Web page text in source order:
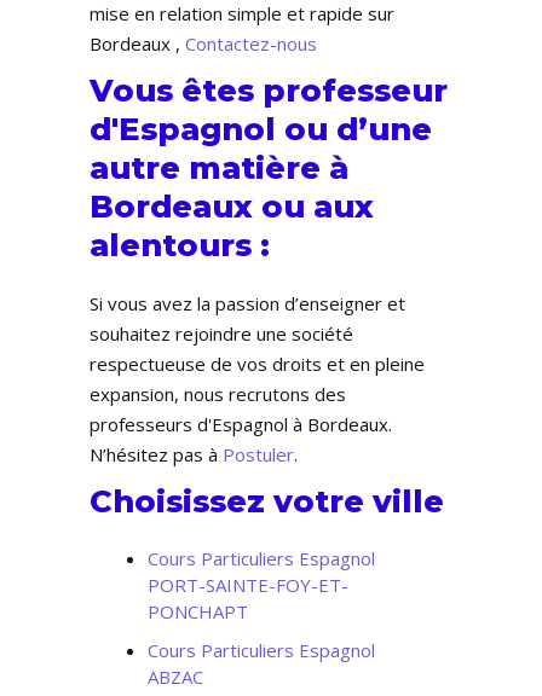
mise en relation simple et rapide sur
Bordeaux , Contactez-nous
Vous êtes professeur
d'Espagnol ou d’une
autre matière à
Bordeaux ou aux
alentours :
Si vous avez la passion d’enseigner et
souhaitez rejoindre une société
respectueuse de vos droits et en pleine
expansion, nous recrutons des
professeurs d'Espagnol à Bordeaux.
N’hésitez pas à Postuler.
Choisissez votre ville
Cours Particuliers Espagnol
PORT-SAINTE-FOY-ET-
PONCHAPT
Cours Particuliers Espagnol
ABZAC